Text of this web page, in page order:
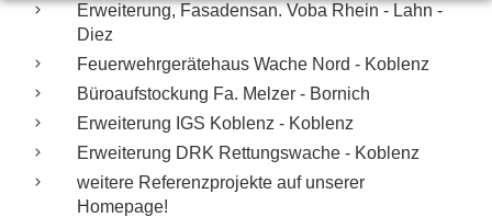
Erweiterung, Fasadensan. Voba Rhein - Lahn -
Diez
Feuerwehrgerätehaus Wache Nord - Koblenz
Büroaufstockung Fa. Melzer - Bornich
Erweiterung IGS Koblenz - Koblenz
Erweiterung DRK Rettungswache - Koblenz
weitere Referenzprojekte auf unserer
Homepage!